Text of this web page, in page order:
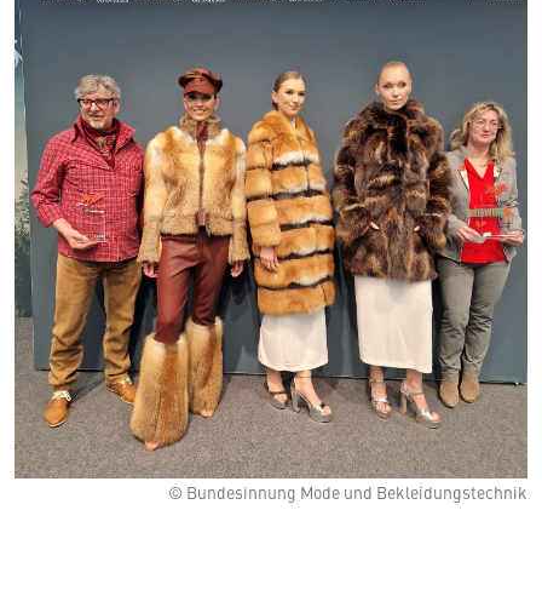
© Bundesinnung Mode und Bekleidungstechnik